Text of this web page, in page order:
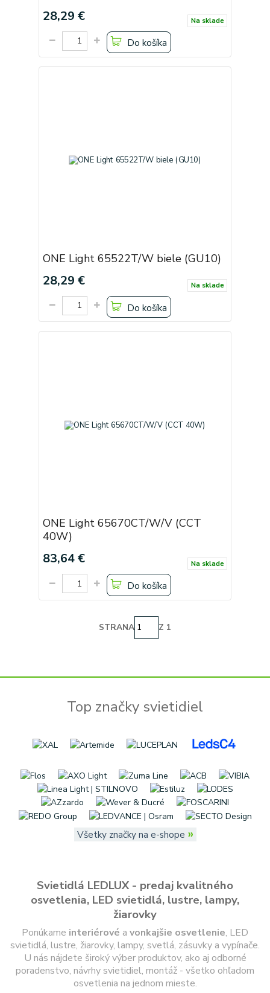
28,29 € Na sklade
Do košíka
ONE Light 65522T/W biele (GU10)
28,29 € Na sklade
Do košíka
ONE Light 65670CT/W/V (CCT
40W)
83,64 € Na sklade
Do košíka
STRANA Z 1
Top značky svietidiel
Všetky značky na e-shope »
Svietidlá LEDLUX - predaj kvalitného
osvetlenia, LED svietidlá, lustre, lampy,
žiarovky
Ponúkame interiérové a vonkajšie osvetlenie, LED
svietidlá, lustre, žiarovky, lampy, svetlá, zásuvky a vypínače.
U nás nájdete široký výber produktov, ako aj odborné
poradenstvo, návrhy svietidiel, montáž - všetko ohľadom
osvetlenia na jednom mieste.